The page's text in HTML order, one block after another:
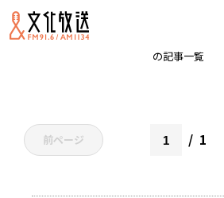
の記事一覧
前ページ 1